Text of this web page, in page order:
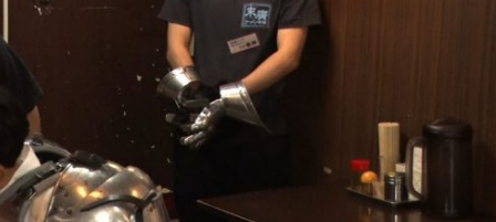
E齋藤樹愛羅＆佐々木舞
ビュー